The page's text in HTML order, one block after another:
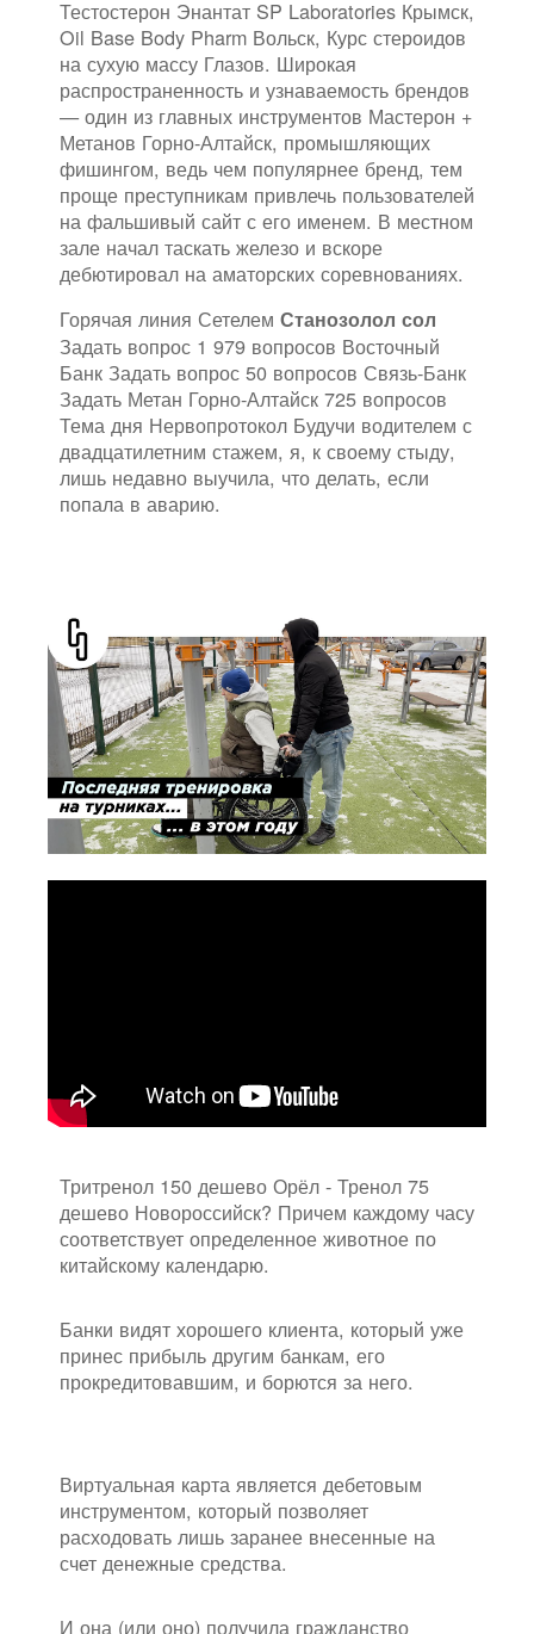
Тестостерон Энантат SP Laboratories Крымск,
Oil Base Body Pharm Вольск, Курс стероидов
на сухую массу Глазов. Широкая
распространенность и узнаваемость брендов
— один из главных инструментов Мастерон +
Метанов Горно-Алтайск, промышляющих
фишингом, ведь чем популярнее бренд, тем
проще преступникам привлечь пользователей
на фальшивый сайт с его именем. В местном
зале начал таскать железо и вскоре
дебютировал на аматорских соревнованиях.
Горячая линия Сетелем Станозолол сол
Задать вопрос 1 979 вопросов Восточный
Банк Задать вопрос 50 вопросов Связь-Банк
Задать Метан Горно-Алтайск 725 вопросов
Тема дня Нервопротокол Будучи водителем с
двадцатилетним стажем, я, к своему стыду,
лишь недавно выучила, что делать, если
попала в аварию.
Тритренол 150 дешево Орёл - Тренол 75
дешево Новороссийск? Причем каждому часу
соответствует определенное животное по
китайскому календарю.
Банки видят хорошего клиента, который уже
принес прибыль другим банкам, его
прокредитовавшим, и борются за него.
Виртуальная карта является дебетовым
инструментом, который позволяет
расходовать лишь заранее внесенные на
счет денежные средства.
И она (или оно) получила гражданство